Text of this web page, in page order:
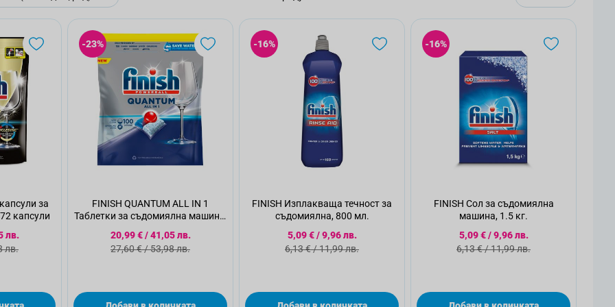
за
капсули
лв.
лв.
-23%
FINISH QUANTUM ALL IN 1
Таблетки за съдомиялна машина,
Специална цена
20,99 €/41,05 лв.
Стандартна цена
27,60 €/53,98 лв.
-16%
FINISH Изплакваща течност за
съдомиялна, 800 мл.
Специална цена
5,09 €/9,96 лв.
Стандартна цена
6,13 €/11,99 лв.
-16%
FINISH Сол за съдомиялна
машина, 1.5 кг.
Специална цена
5,09 €/9,96 лв.
Стандартна цена
6,13 €/11,99 лв.